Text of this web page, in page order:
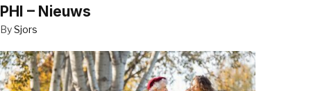
PHI – Nieuws
BySjors